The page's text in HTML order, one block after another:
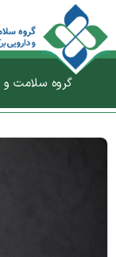
گروه سلامت و